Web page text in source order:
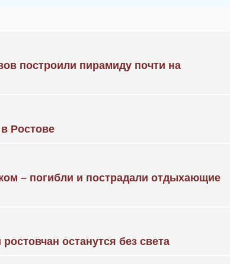
построили пирамиду почти на
Ростове
– погибли и пострадали отдыхающие
останутся без света